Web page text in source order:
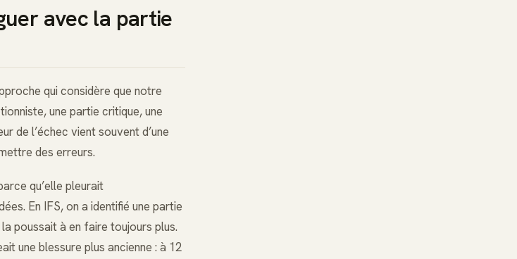
avec la partie
qui considère que notre
une partie critique, une
de l’échec vient souvent d’une
des erreurs.
qu’elle pleurait
En IFS, on a identifié une partie
poussait à en faire toujours plus.
une blessure plus ancienne : à 12